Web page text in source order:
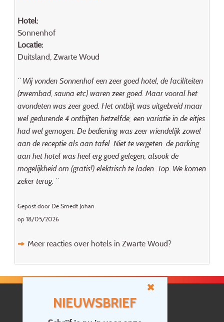
NIEUWSBRIEF
Hotel:
Sonnenhof
Locatie:
Duitsland, Zwarte Woud
“ Wij vonden Sonnenhof een zeer goed hotel, de faciliteiten
(zwembad, sauna etc) waren zeer goed. Maar vooral het
avondeten was zeer goed. Het ontbijt was uitgebreid maar
wel gedurende 4 ontbijten hetzelfde; een variatie in de eitjes
had wel gemogen. De bediening was zeer vriendelijk zowel
aan de receptie als aan tafel. Niet te vergeten: de parking
aan het hotel was heel erg goed gelegen, alsook de
mogelijkheid om (gratis!) elektrisch te laden. Top. We komen
zeker terug. ”
Gepost door De Smedt Johan
op 18/05/2026
Meer reacties over hotels in Zwarte Woud?